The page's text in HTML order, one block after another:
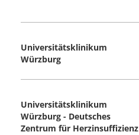
Universitätsklinikum
Würzburg
Universitätsklinikum
Würzburg - Deutsches
Zentrum für Herzinsuffizienz